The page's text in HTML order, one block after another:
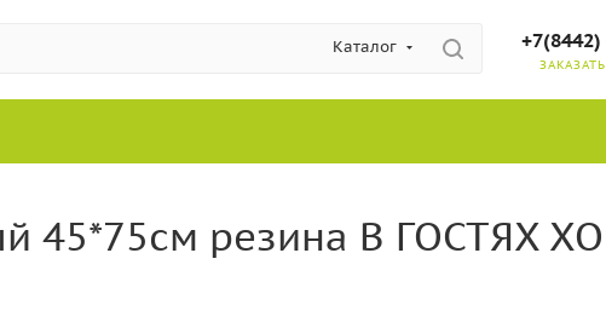
Каталог
45*75см резина В ГОСТЯХ